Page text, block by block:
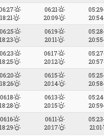
18:21
06:21
20:09
05:29
20:54
06:25
18:23
06:19
20:11
05:28
20:55
06:23
18:25
06:17
20:12
05:27
20:57
06:20
18:26
06:15
20:14
05:25
20:58
06:18
18:28
06:13
20:15
05:24
20:59
06:16
18:29
06:11
20:17
05:23
21:01